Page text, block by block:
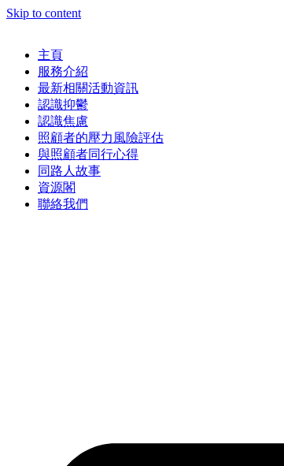
Skip to content
主頁
服務介紹
最新相關活動資訊
認識抑鬱
認識焦慮
照顧者的壓力風險評估
與照顧者同行心得
同路人故事
資源閣
聯絡我們